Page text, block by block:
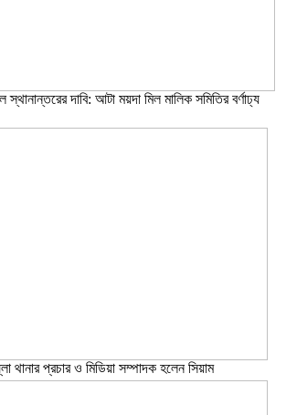
স্থানান্তরের দাবি: আটা ময়দা মিল মালিক সমিতির বর্ণাঢ্য
থানার প্রচার ও মিডিয়া সম্পাদক হলেন সিয়াম